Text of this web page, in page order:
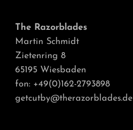
The Razorblades
Martin Schmidt
Zietenring 8
65195 Wiesbaden
fon: +49(0)162-2793898
getcutby@therazorblades.de